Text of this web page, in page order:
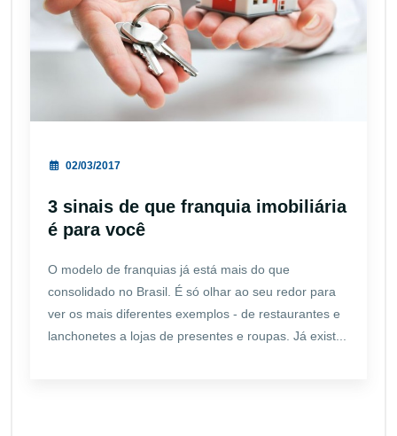
02/03/2017
3 sinais de que franquia imobiliária
é para você
O modelo de franquias já está mais do que
consolidado no Brasil. É só olhar ao seu redor para
ver os mais diferentes exemplos - de restaurantes e
lanchonetes a lojas de presentes e roupas. Já exist...